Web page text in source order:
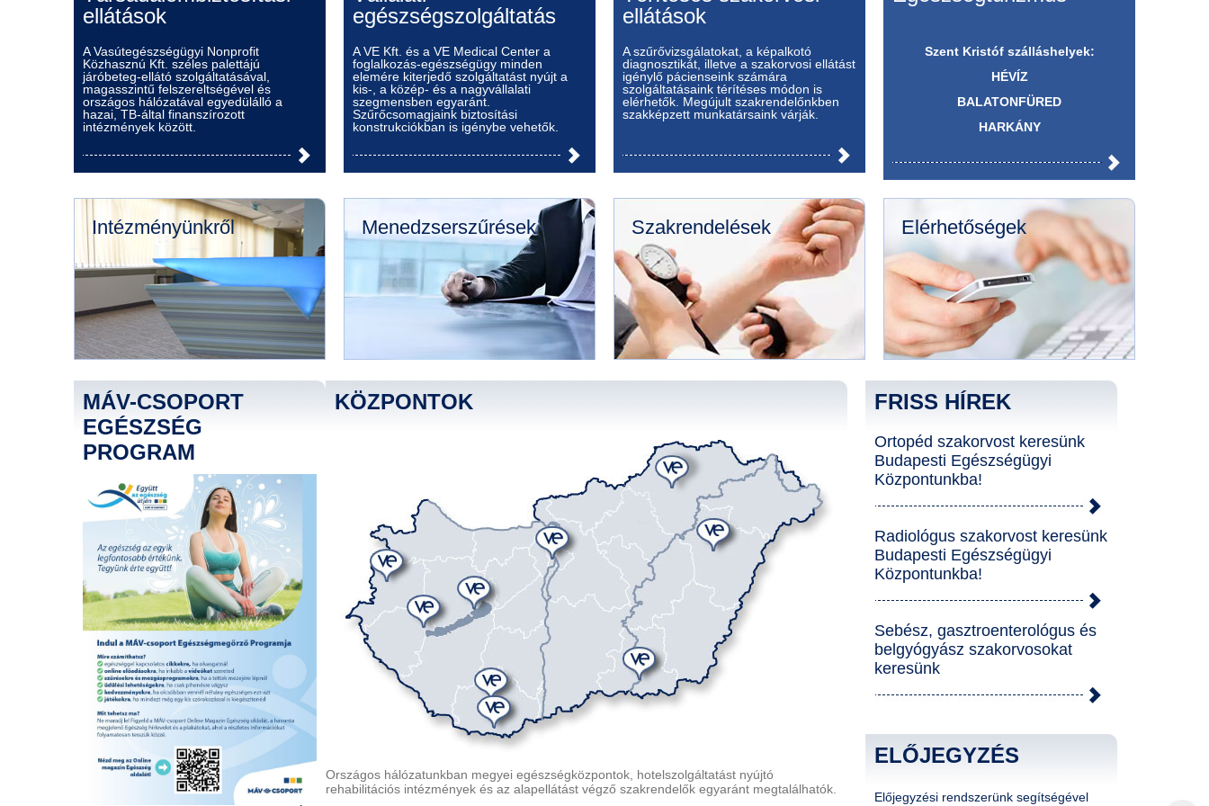
ellátások
A Vasútegészségügyi Nonprofit
Közhasznú Kft. széles palettájú
járóbeteg-ellátó szolgáltatásával,
magasszintű felszereltségével és
országos hálózatával egyedülálló a
hazai, TB-által finanszírozott
intézmények között.
egészségszolgáltatás
A VE Kft. és a VE Medical Center a
foglalkozás-egészségügy minden
elemére kiterjedő szolgáltatást nyújt a
kis-, a közép- és a nagyvállalati
szegmensben egyaránt.
Szűrőcsomagjaink biztosítási
konstrukciókban is igénybe vehetők.
ellátások
A szűrővizsgálatokat, a képalkotó
diagnosztikát, illetve a szakorvosi ellátást
igénylő pácienseink számára
szolgáltatásaink térítéses módon is
elérhetők. Megújult szakrendelőnkben
szakképzett munkatársaink várják.
Szent Kristóf szálláshelyek:
HÉVÍZ
BALATONFÜRED
HARKÁNY
Intézményünkről Menedzserszűrések Szakrendelések Elérhetőségek
MÁV-CSOPORT
EGÉSZSÉG
PROGRAM
KÖZPONTOK
Országos hálózatunkban megyei egészségközpontok, hotelszolgáltatást nyújtó
rehabilitációs intézmények és az alapellátást végző szakrendelők egyaránt megtalálhatók.
FRISS HÍREK
Ortopéd szakorvost keresünk
Budapesti Egészségügyi
Központunkba!
Radiológus szakorvost keresünk
Budapesti Egészségügyi
Központunkba!
Sebész, gasztroenterológus és
belgyógyász szakorvosokat
keresünk
ELŐJEGYZÉS
Előjegyzési rendszerünk segítségével